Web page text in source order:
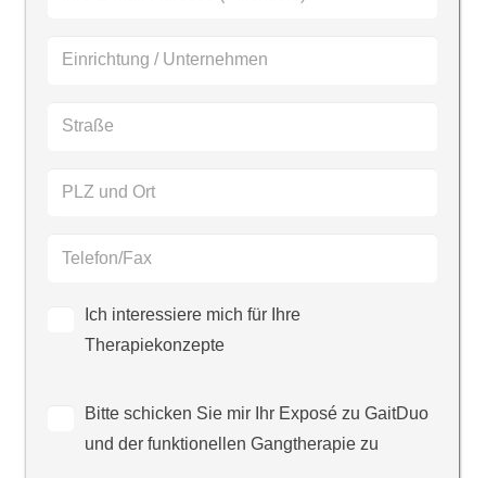
Ich interessiere mich für Ihre
Therapiekonzepte
Bitte schicken Sie mir Ihr Exposé zu GaitDuo
und der funktionellen Gangtherapie zu